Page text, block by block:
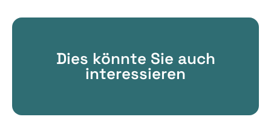
Dies könnte Sie auch
interessieren